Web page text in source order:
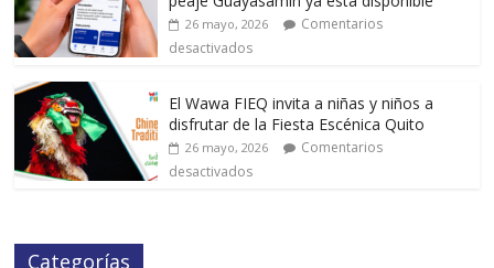
26 mayo, 2026
Comentarios
desactivados
El Wawa FIEQ invita a niñas y niños a
disfrutar de la Fiesta Escénica Quito
26 mayo, 2026
Comentarios
desactivados
Categorías